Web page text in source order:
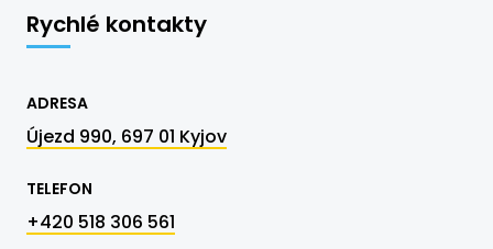
Rychlé kontakty
ADRESA
Újezd 990, 697 01 Kyjov
TELEFON
+420 518 306 561